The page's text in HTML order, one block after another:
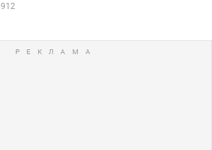
912